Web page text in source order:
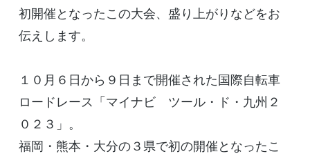
初開催となったこの大会、盛り上がりなどをお
伝えします。
１０月６日から９日まで開催された国際自転車
ロードレース「マイナビ ツール・ド・九州２
０２３」。
福岡・熊本・大分の３県で初の開催となったこ